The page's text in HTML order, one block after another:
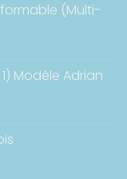
€
€
(Multi-
€
€
Modèle Adrian
€